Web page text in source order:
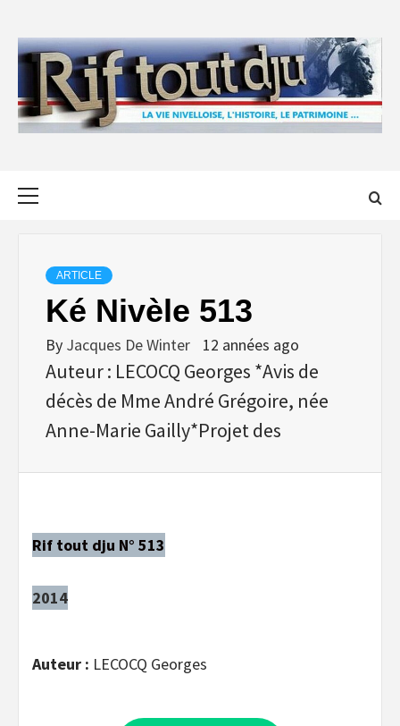
content
ARTICLE
Ké Nivèle 513
By Jacques De Winter 12 années ago
Auteur : LECOCQ Georges *Avis de
décès de Mme André Grégoire, née
Anne-Marie Gailly*Projet des
Rif tout dju N° 513
2014
Auteur : LECOCQ Georges